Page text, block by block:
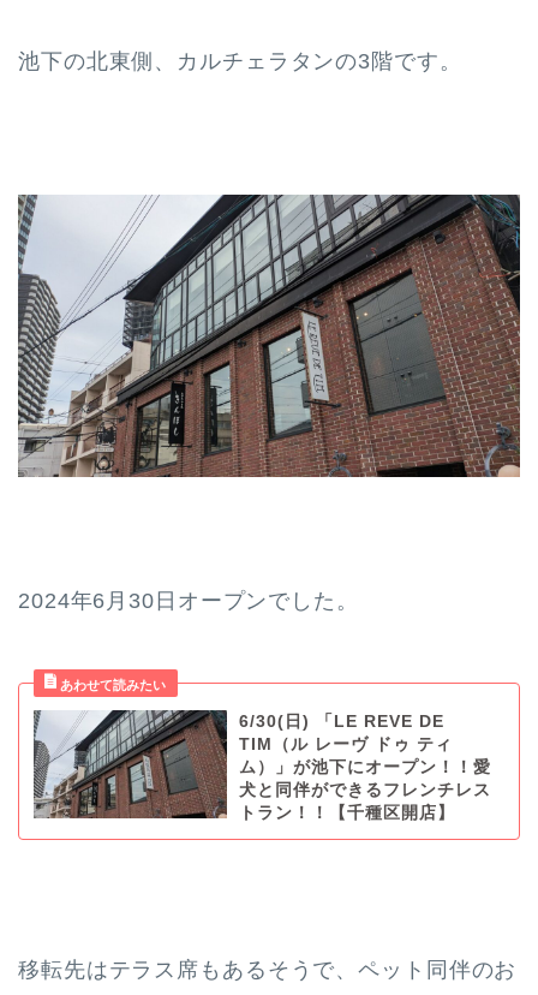
池下の北東側、カルチェラタンの3階です。
2024年6月30日オープンでした。
6/30(日) 「LE REVE DE
TIM（ル レーヴ ドゥ ティ
ム）」が池下にオープン！！愛
犬と同伴ができるフレンチレス
トラン！！【千種区開店】
移転先はテラス席もあるそうで、ペット同伴のお